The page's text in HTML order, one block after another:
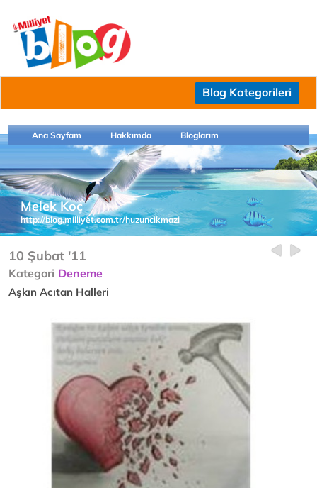
Blog Kategorileri
Ana Sayfam Hakkımda Bloglarım
Melek Koç
http://blog.milliyet.com.tr/huzuncikmazi
10 Şubat '11
Kategori Deneme
Aşkın Acıtan Halleri